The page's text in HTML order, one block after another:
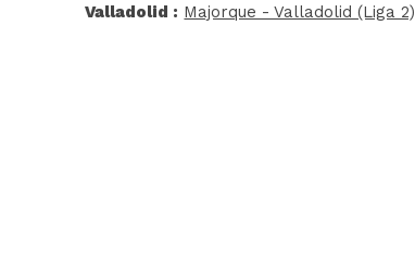
Valladolid : Majorque - Valladolid (Liga 2)